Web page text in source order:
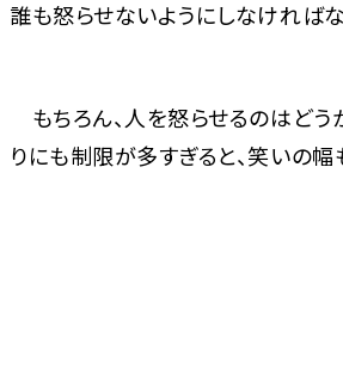
誰も怒らせないようにしなければ
もちろん、人を怒らせるのはどう
りにも制限が多すぎると、笑いの